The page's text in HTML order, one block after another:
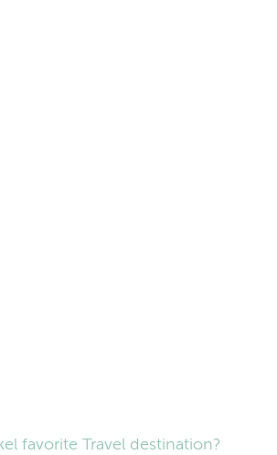
favorite Travel destination?